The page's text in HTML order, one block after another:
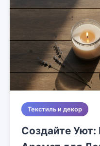
Текстиль и декор
Создайте